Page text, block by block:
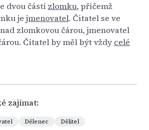
dvou částí zlomku, přičemž
je jmenovatel. Čitatel se ve
zlomkovou čárou, jmenovatel
Čitatel by měl být vždycelé
zajímat:
Dělenec Dělitel